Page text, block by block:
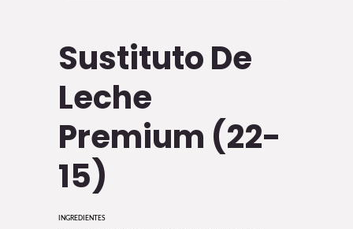
Sustituto De
Leche
Premium (22-
15)
INGREDIENTES